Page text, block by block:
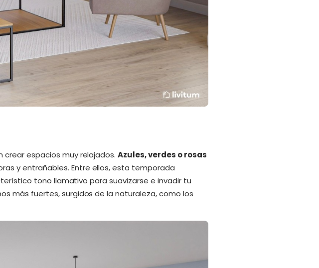
crear espacios muy relajados.Azules, verdes o rosas
y entrañables. Entre ellos, esta temporada
tono llamativo para suavizarse e invadir tu
más fuertes, surgidos de la naturaleza, como los